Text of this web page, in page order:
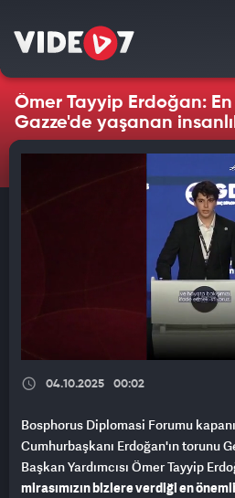
Ömer Tayyip Erdoğan:
Gazze'de yaşanan
çıkarmaktır
04.10.2025 00:02
Bosphorus Diplomasi Forumu
Cumhurbaşkanı Erdoğan'ın torunu
Başkan Yardımcısı Ömer Tayyip
mirasımızın bizlere verdiği en